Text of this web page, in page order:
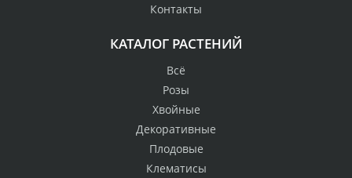
Контакты
КАТАЛОГ РАСТЕНИЙ
Всё
Розы
Хвойные
Декоративные
Плодовые
Клематисы